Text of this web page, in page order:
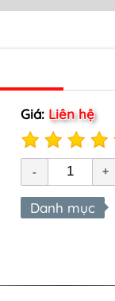
Giá: Liên hệ
Danh mục